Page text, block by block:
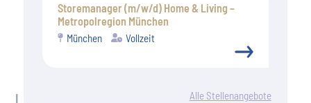
Storemanager (m/w/d) Home & Living –
Metropolregion München
München Vollzeit
Alle Stellenangebote